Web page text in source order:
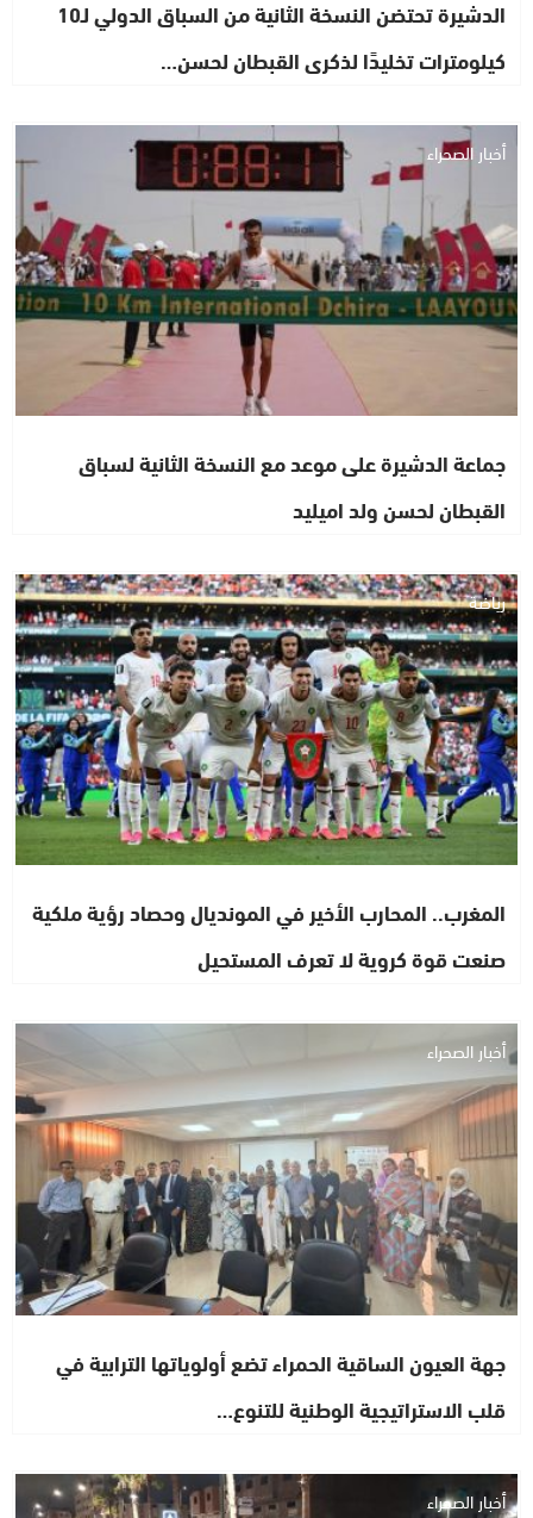
الدشيرة تحتضن النسخة الثانية من السباق الدولي لـ10
كيلومترات تخليدًا لذكرى القبطان لحسن…
أخبار الصحراء
جماعة الدشيرة على موعد مع النسخة الثانية لسباق
القبطان لحسن ولد اميليد
رياضة
المغرب.. المحارب الأخير في المونديال وحصاد رؤية ملكية
صنعت قوة كروية لا تعرف المستحيل
أخبار الصحراء
جهة العيون الساقية الحمراء تضع أولوياتها الترابية في
قلب الاستراتيجية الوطنية للتنوع…
أخبار الصحراء